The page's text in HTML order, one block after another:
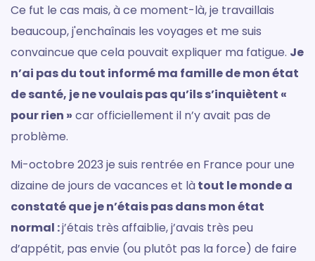
Ce fut le cas mais, à ce moment-là, je travaillais
beaucoup, j'enchaînais les voyages et me suis
convaincue que cela pouvait expliquer ma fatigue. Je
n’ai pas du tout informé ma famille de mon état
de santé, je ne voulais pas qu’ils s’inquiètent «
pour rien » car officiellement il n’y avait pas de
problème.
Mi-octobre 2023 je suis rentrée en France pour une
dizaine de jours de vacances et làtout le monde a
constaté que je n’étais pas dans mon état
normal :j’étais très affaiblie, j’avais très peu
d’appétit, pas envie (ou plutôt pas la force) de faire